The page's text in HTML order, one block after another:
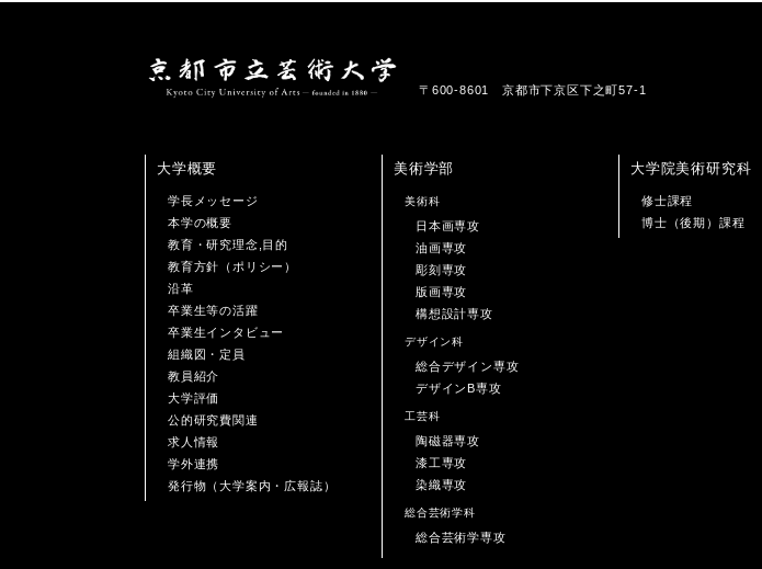
〒600-8601 京都市下京区下之町57-1
大学概要
学長メッセージ
本学の概要
教育・研究理念,目的
教育方針（ポリシー）
沿革
卒業生等の活躍
卒業生インタビュー
組織図・定員
教員紹介
大学評価
公的研究費関連
求人情報
学外連携
発行物（大学案内・広報誌）
美術学部
美術科
日本画専攻
油画専攻
彫刻専攻
版画専攻
構想設計専攻
デザイン科
総合デザイン専攻
デザインB専攻
工芸科
陶磁器専攻
漆工専攻
染織専攻
総合芸術学科
総合芸術学専攻
大学院美術研究科
修士課程
博士（後期）課程